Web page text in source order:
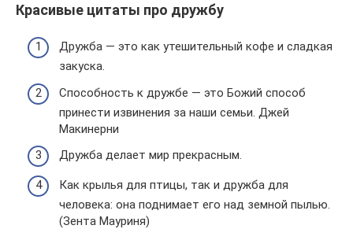
Красивые цитаты про дружбу
Дружба — это как утешительный кофе и сладкая
закуска.
Способность к дружбе — это Божий способ
принести извинения за наши семьи. Джей
Макинерни
Дружба делает мир прекрасным.
Как крылья для птицы, так и дружба для
человека: она поднимает его над земной пылью.
(Зента Мауриня)